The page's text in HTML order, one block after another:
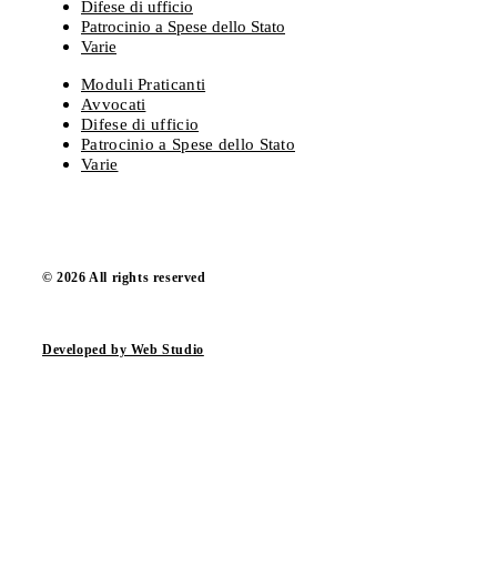
Difese di ufficio
Patrocinio a Spese dello Stato
Varie
Moduli Praticanti
Avvocati
Difese di ufficio
Patrocinio a Spese dello Stato
Varie
© 2026 All rights reserved
Developed by Web Studio